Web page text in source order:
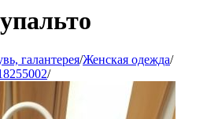
галантерея/Женская одежда/
/